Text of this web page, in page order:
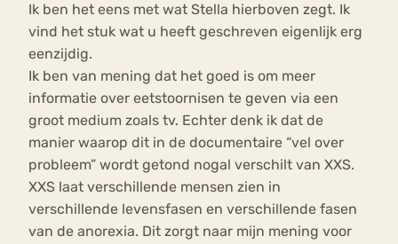
Ik ben het eens met wat Stella hierboven zegt. Ik
vind het stuk wat u heeft geschreven eigenlijk erg
eenzijdig.
Ik ben van mening dat het goed is om meer
informatie over eetstoornisen te geven via een
groot medium zoals tv. Echter denk ik dat de
manier waarop dit in de documentaire “vel over
probleem” wordt getond nogal verschilt van XXS.
XXS laat verschillende mensen zien in
verschillende levensfasen en verschillende fasen
van de anorexia. Dit zorgt naar mijn mening voor